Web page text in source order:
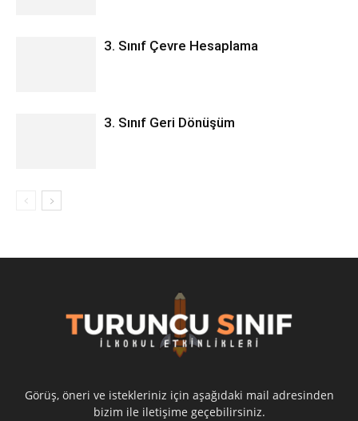
3. Sınıf Çevre Hesaplama
3. Sınıf Geri Dönüşüm
Görüş, öneri ve istekleriniz için aşağıdaki mail adresinden
bizim ile iletişime geçebilirsiniz.